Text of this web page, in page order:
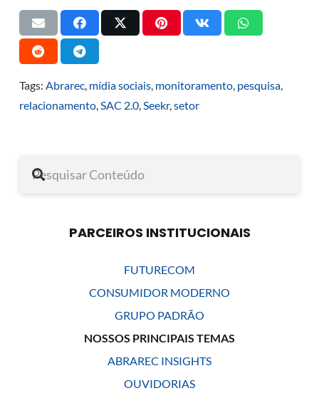
Tags: Abrarec mídia sociais monitoramento pesquisa
relacionamento SAC 2.0 Seekr, setor
PARCEIROS INSTITUCIONAIS
FUTURECOM
CONSUMIDOR MODERNO
GRUPO PADRÃO
NOSSOS PRINCIPAIS TEMAS
ABRAREC INSIGHTS
OUVIDORIAS